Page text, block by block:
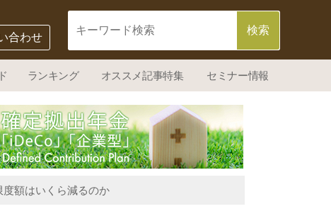
合わせ
ランキング オススメ記事特集 セミナー情報
額はいくら減るのか